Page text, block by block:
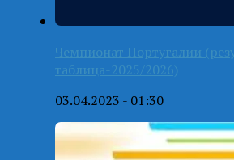
Чемпионат Португалии
таблица-2025/2026)
03.04.2023 - 01:30